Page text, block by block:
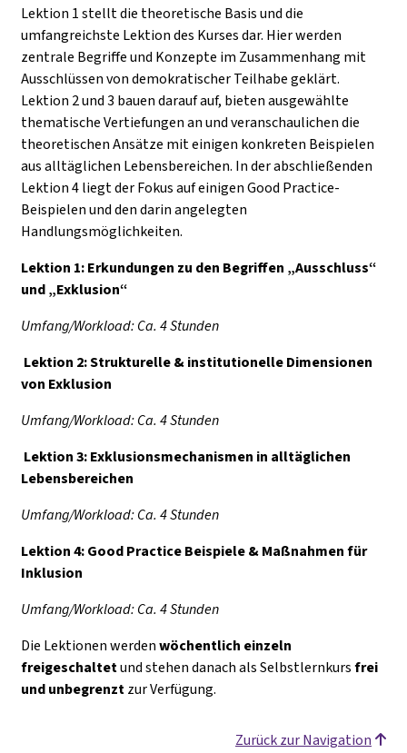
Lektion 1 stellt die theoretische Basis und die
umfangreichste Lektion des Kurses dar. Hier werden
zentrale Begriffe und Konzepte im Zusammenhang mit
Ausschlüssen von demokratischer Teilhabe geklärt.
Lektion 2 und 3 bauen darauf auf, bieten ausgewählte
thematische Vertiefungen an und veranschaulichen die
theoretischen Ansätze mit einigen konkreten Beispielen
aus alltäglichen Lebensbereichen. In der abschließenden
Lektion 4 liegt der Fokus auf einigen Good Practice-
Beispielen und den darin angelegten
Handlungsmöglichkeiten.
Lektion 1: Erkundungen zu den Begriffen „Ausschluss“
und „Exklusion“
Umfang/Workload: Ca. 4 Stunden
Lektion 2: Strukturelle & institutionelle Dimensionen
von Exklusion
Umfang/Workload: Ca. 4 Stunden
Lektion 3: Exklusionsmechanismen in alltäglichen
Lebensbereichen
Umfang/Workload: Ca. 4 Stunden
Lektion 4: Good Practice Beispiele & Maßnahmen für
Inklusion
Umfang/Workload: Ca. 4 Stunden
Die Lektionen werdenwöchentlich einzeln
freigeschaltetund stehen danach als Selbstlernkursfrei
und unbegrenztzur Verfügung.
Zurück zur Navigation